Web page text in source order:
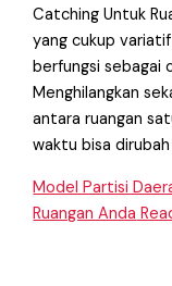
Catching Untuk
yang cukup
berfungsi sebagai
Menghilangkan
antara ruangan
waktu bisa dirubah
Model Partisi
Ruangan Anda